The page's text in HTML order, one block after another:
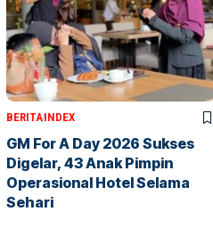
BERITAINDEX
GM For A Day 2026 Sukses
Digelar, 43 Anak Pimpin
Operasional Hotel Selama
Sehari